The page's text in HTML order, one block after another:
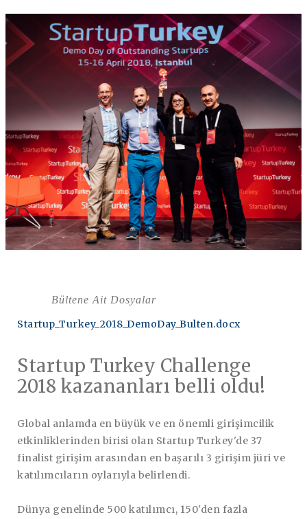
Bültene Ait Dosyalar
Startup_Turkey_2018_DemoDay_Bulten.docx
Startup Turkey Challenge
2018 kazananları belli oldu!
Global anlamda en büyük ve en önemli girişimcilik
etkinliklerinden birisi olan Startup Turkey'de 37
finalist girişim arasından en başarılı 3 girişim jüri ve
katılımcıların oylarıyla belirlendi.
Dünya genelinde 500 katılımcı, 150'den fazla